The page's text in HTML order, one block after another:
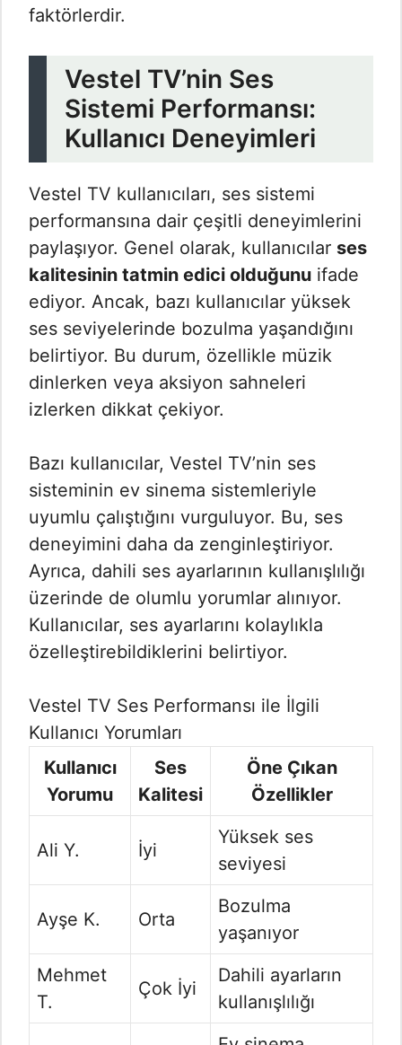
faktörlerdir.
Vestel TV’nin Ses
Sistemi Performansı:
Kullanıcı Deneyimleri
Vestel TV kullanıcıları, ses sistemi
performansına dair çeşitli deneyimlerini
paylaşıyor. Genel olarak, kullanıcılar ses
kalitesinin tatmin edici olduğunu ifade
ediyor. Ancak, bazı kullanıcılar yüksek
ses seviyelerinde bozulma yaşandığını
belirtiyor. Bu durum, özellikle müzik
dinlerken veya aksiyon sahneleri
izlerken dikkat çekiyor.
Bazı kullanıcılar, Vestel TV’nin ses
sisteminin ev sinema sistemleriyle
uyumlu çalıştığını vurguluyor. Bu, ses
deneyimini daha da zenginleştiriyor.
Ayrıca, dahili ses ayarlarının kullanışlılığı
üzerinde de olumlu yorumlar alınıyor.
Kullanıcılar, ses ayarlarını kolaylıkla
özelleştirebildiklerini belirtiyor.
Vestel TV Ses Performansı ile İlgili
Kullanıcı Yorumları
Kullanıcı
Yorumu
Ses
Kalitesi
Öne Çıkan
Özellikler
Ali Y. İyi
Yüksek ses
seviyesi
Ayşe K. Orta
Bozulma
yaşanıyor
Mehmet
T.
Çok İyi
Dahili ayarların
kullanışlılığı